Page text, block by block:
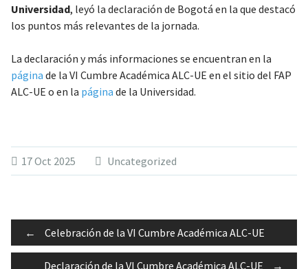
Universidad, leyó la declaración de Bogotá en la que destacó
los puntos más relevantes de la jornada.
La declaración y más informaciones se encuentran en la
página de la VI Cumbre Académica ALC-UE en el sitio del FAP
ALC-UE o en la página de la Universidad.
17 Oct 2025 Uncategorized
Post
← Celebración de la VI Cumbre Académica ALC-UE
Declaración de la VI Cumbre Académica ALC-UE →